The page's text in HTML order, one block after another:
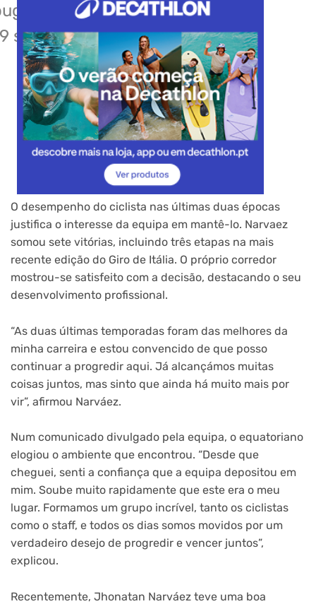
the
season.
O desempenho do ciclista nas últimas duas épocas
justifica o interesse da equipa em mantê-lo. Narvaez
somou sete vitórias, incluindo três etapas na mais
recente edição do Giro de Itália. O próprio corredor
mostrou-se satisfeito com a decisão, destacando o seu
desenvolvimento profissional.
“As duas últimas temporadas foram das melhores da
minha carreira e estou convencido de que posso
continuar a progredir aqui. Já alcançámos muitas
coisas juntos, mas sinto que ainda há muito mais por
vir”, afirmou Narváez.
Num comunicado divulgado pela equipa, o equatoriano
elogiou o ambiente que encontrou. “Desde que
cheguei, senti a confiança que a equipa depositou em
mim. Soube muito rapidamente que este era o meu
lugar. Formamos um grupo incrível, tanto os ciclistas
como o staff, e todos os dias somos movidos por um
verdadeiro desejo de progredir e vencer juntos”,
explicou.
Recentemente, Jhonatan Narváez teve uma boa